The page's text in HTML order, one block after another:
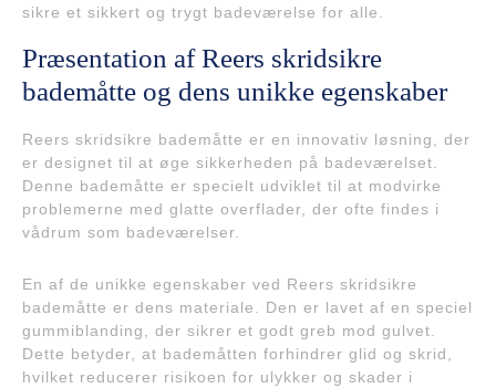
sikre et sikkert og trygt badeværelse for alle.
Præsentation af Reers skridsikre
bademåtte og dens unikke egenskaber
Reers skridsikre bademåtte er en innovativ løsning, der
er designet til at øge sikkerheden på badeværelset.
Denne bademåtte er specielt udviklet til at modvirke
problemerne med glatte overflader, der ofte findes i
vådrum som badeværelser.
En af de unikke egenskaber ved Reers skridsikre
bademåtte er dens materiale. Den er lavet af en speciel
gummiblanding, der sikrer et godt greb mod gulvet.
Dette betyder, at bademåtten forhindrer glid og skrid,
hvilket reducerer risikoen for ulykker og skader i